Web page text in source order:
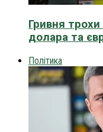
Гривня
долара та
Політика